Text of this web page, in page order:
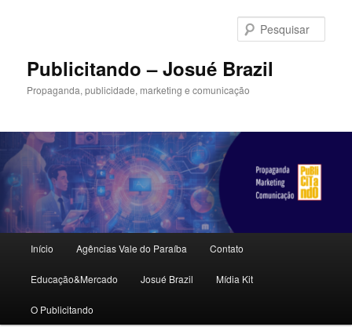
principal
secundárioPublicitando – Josué Brazil
Propaganda, publicidade, marketing e comunicação
principal
Início Agências Vale do Paraíba Contato
Educação&Mercado Josué Brazil Mídia Kit
O Publicitando